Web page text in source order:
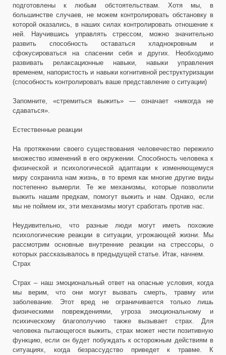
подготовлены к любым обстоятельствам. Хотя мы, в
большинстве случаев, не можем контролировать обстановку в
которой оказались, в наших силах контролировать отношение к
ней. Научившись управлять стрессом, можно значительно
развить способность оставаться хладнокровным и
сфокусироваться на спасении себя и других. Необходимо
развивать релаксационные навыки, навыки управления
временем, напористость и навыки когнитивной реструктуризации
(способность контролировать ваше представление о ситуации)
Запомните, «стремиться выжить» — означает «никогда не
сдаваться».
Естественные реакции
На протяжении своего существования человечество пережило
множество изменений в его окружении. Способность человека к
физической и психологической адаптации к изменяющемуся
миру сохранила нам жизнь, в то время как многие другие виды
постепенно вымерли. Те же механизмы, которые позволили
выжить нашим предкам, помогут выжить и нам. Однако, если
мы не поймем их, эти механизмы могут сработать против нас.
Неудивительно, что разные люди могут иметь похожие
психологические реакции в ситуации, угрожающей жизни. Мы
рассмотрим основные внутренние реакции на стрессоры, о
которых рассказывалось в предыдущей статье. Итак, начнем.
Страх
Страх – наш эмоциональный ответ на опасные условия, когда
мы верим, что они могут вызвать смерть, травму или
заболевание. Этот вред не ограничивается только лишь
физическими повреждениями, угроза эмоциональному и
психическому благополучию также вызывает страх. Для
человека пытающегося выжить, страх может нести позитивную
функцию, если он будет побуждать к осторожным действиям в
ситуациях, когда безрассудство приведет к травме. К